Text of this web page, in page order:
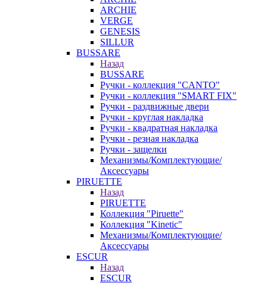
ARCHIE
VERGE
GENESIS
SILLUR
BUSSARE
Назад
BUSSARE
Ручки - коллекция "CANTO"
Ручки - коллекция "SMART FIX"
Ручки - раздвижные двери
Ручки - круглая накладка
Ручки - квадратная накладка
Ручки - резная накладка
Ручки - защелки
Механизмы/Комплектующие/
Аксессуары
PIRUETTE
Назад
PIRUETTE
Коллекция "Piruette"
Коллекция "Kinetic"
Механизмы/Комплектующие/
Аксессуары
ESCUR
Назад
ESCUR